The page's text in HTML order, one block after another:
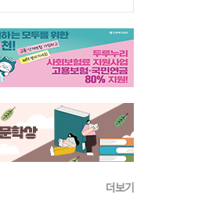
더보기